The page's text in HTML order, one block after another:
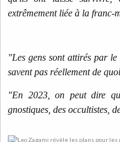
extrêmement liée à la franc-
"Les gens sont attirés par
savent pas réellement de
"En 2023, on peut dire
gnostiques, des occultistes,